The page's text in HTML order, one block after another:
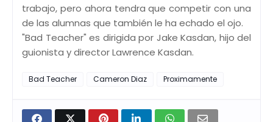
trabajo, pero ahora tendra que competir con una
de las alumnas que también le ha echado el ojo.
"Bad Teacher" es dirigida por Jake Kasdan, hijo del
guionista y director Lawrence Kasdan.
Bad Teacher Cameron Diaz Proximamente